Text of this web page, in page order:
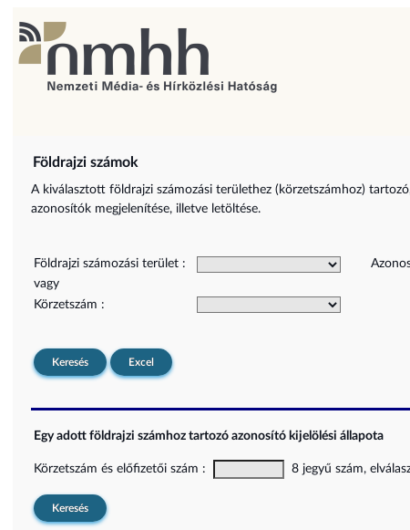
Földrajzi számok
A kiválasztott földrajzi számozási területhez (körzetszámhoz)
azonosítók megjelenítése, illetve letöltése.
Földrajzi számozási terület :
vagy
Körzetszám :
Keresés Excel
Egy adott földrajzi számhoz tartozó azonosító kijelölési állapota
Körzetszám és előfizetői szám : 8 jegyű szám,
Keresés